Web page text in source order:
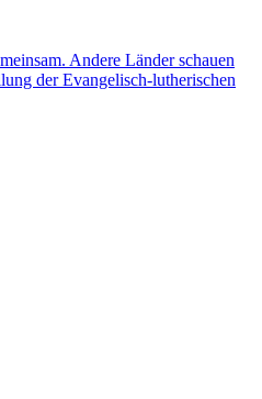
Andere Länder schauen
der Evangelisch-lutherischen